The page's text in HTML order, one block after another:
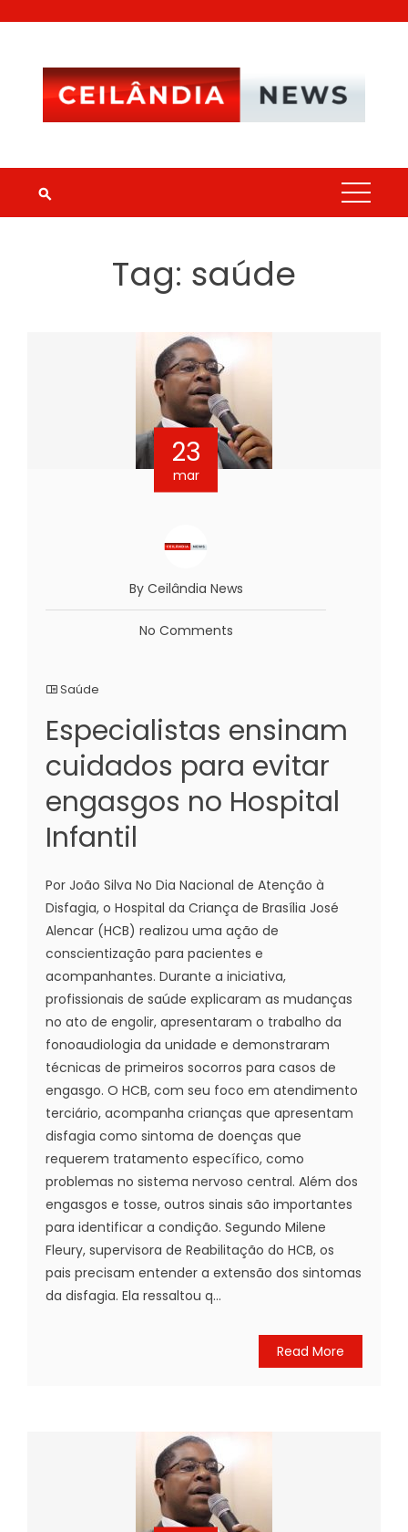
Tag: saúde
23
mar
By Ceilândia News
No Comments
Saúde
Especialistas ensinam
cuidados para evitar
engasgos no Hospital
Infantil
Por João Silva No Dia Nacional de Atenção à
Disfagia, o Hospital da Criança de Brasília José
Alencar (HCB) realizou uma ação de
conscientização para pacientes e
acompanhantes. Durante a iniciativa,
profissionais de saúde explicaram as mudanças
no ato de engolir, apresentaram o trabalho da
fonoaudiologia da unidade e demonstraram
técnicas de primeiros socorros para casos de
engasgo. O HCB, com seu foco em atendimento
terciário, acompanha crianças que apresentam
disfagia como sintoma de doenças que
requerem tratamento específico, como
problemas no sistema nervoso central. Além dos
engasgos e tosse, outros sinais são importantes
para identificar a condição. Segundo Milene
Fleury, supervisora de Reabilitação do HCB, os
pais precisam entender a extensão dos sintomas
da disfagia. Ela ressaltou q...
Read More